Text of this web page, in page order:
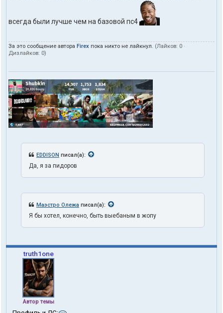
всегда были лучше чем на базовой пс4
За это сообщение автора Firex пока никто не лайкнул. (Лайков: 0 ·
Дизлайков: 0)
EDDISON писал(а):
Да, я за пидоров
Маэстро Олежа писал(а):
Я бы хотел, конечно, быть выебаным в жопу
truth1one
Автор темы